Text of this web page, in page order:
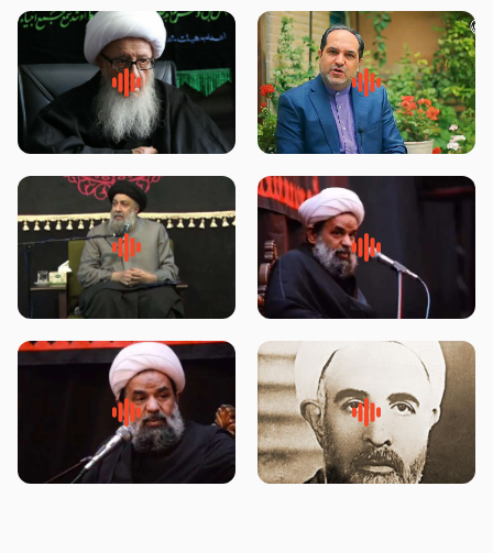
پیامبر صلی الله علیه وآله و سلم
فرمودند وای بر بچه های آخر
زوّار اربعین امام حسین (علیه
السلام) با این اشتیاق به زیارت
روضه جانسوز پاره های جگر امام
حسن مجتبی علیه السلام-حجت
لقب حضرت رقیه سلام الله علیها به
چه معناست – حجت الاسلام علوی
روضه‌ی مجلس یزید ملعون و
اسارت اهل‌بیت علیهم‌السلام –
سلام جوانی که امام حسین علیه
السلام خودش جوابش را دادند